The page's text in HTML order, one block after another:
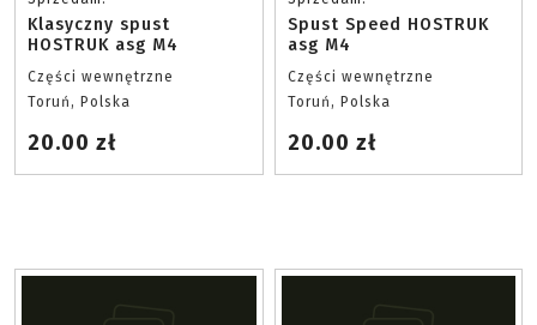
Klasyczny spust
HOSTRUK asg M4
Części wewnętrzne
Toruń, Polska
20.00 zł
Spust Speed HOSTRUK
asg M4
Części wewnętrzne
Toruń, Polska
20.00 zł